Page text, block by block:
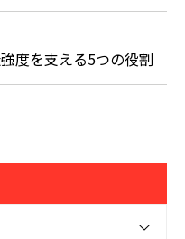
度を支える5つの役割